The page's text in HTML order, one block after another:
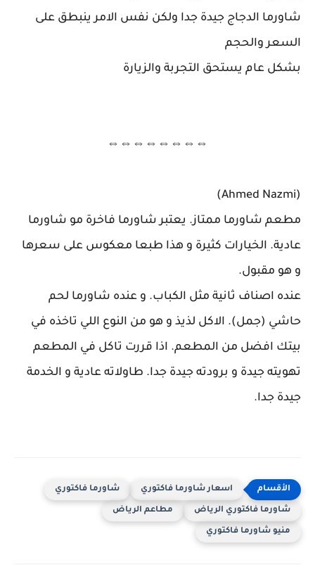
شاورما الدجاج جيدة جدا ولكن نفس الامر ينبطق على
السعر والحجم
بشكل عام يستحق التجربة والزيارة
⇔⇔⇔⇔⇔⇔⇔⇔
(Ahmed Nazmi)
مطعم شاورما ممتاز. يعتبر شاورما فاخرة مو شاورما
عادية. الخيارات كثيرة و هذا طبعا معكوس على سعرها
و هو مقبول.
عنده اصناف ثانية مثل الكباب. و عنده شاورما لحم
حاشي (جمل). الاكل لذيذ و هو من النوع اللي تاخذه في
بيتك افضل من المطعم. اذا قررت تاكل في المطعم
تهويته جيدة و برودته جيدة جدا. طاولاته عادية و الخدمة
جيدة جدا.
اسعار شاورما فاكتوري شاورما فاكتوري
شاورما فاكتوري الرياض مطاعم الرياض
منيو شاورما فاكتوري